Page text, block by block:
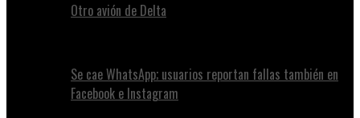
Otro avión de Delta
Se cae WhatsApp; usuarios reportan fallas también en
Facebook e Instagram